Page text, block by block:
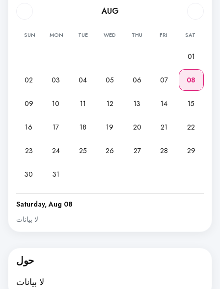
AUG
SUN MON TUE WED THU FRI SAT
01
02 03 04 05 06 07 08
09 10 11 12 13 14 15
16 17 18 19 20 21 22
23 24 25 26 27 28 29
30 31
Saturday, Aug 08
لا بيانات
حول
لا بيانات